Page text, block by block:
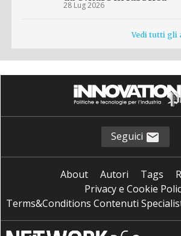
28 Lug 2026
Vedi tutti gli
Seguici
About Autori Tags
Privacy e Cookie
Terms&Conditions Contenuti